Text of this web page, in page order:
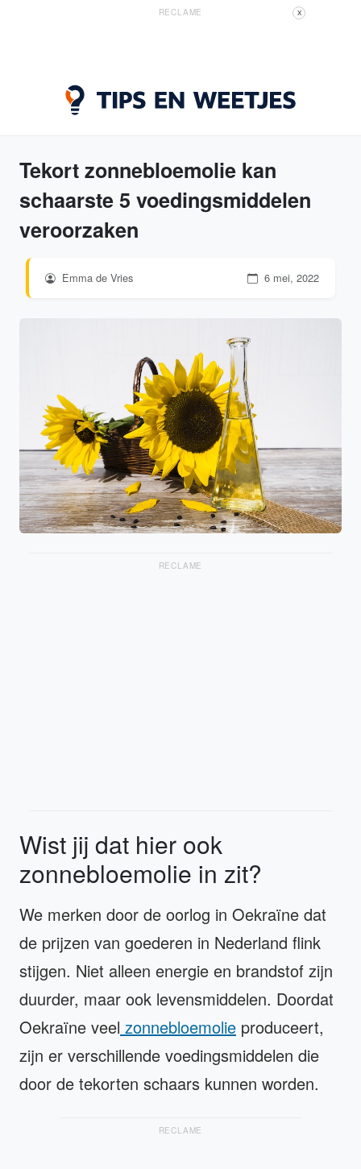
RECLAME X
Tekort zonnebloemolie kan
schaarste 5 voedingsmiddelen
veroorzaken
Emma de Vries 6 mei, 2022
RECLAME
Wist jij dat hier ook
zonnebloemolie in zit?
We merken door de oorlog in Oekraïne dat
de prijzen van goederen in Nederland flink
stijgen. Niet alleen energie en brandstof zijn
duurder, maar ook levensmiddelen. Doordat
Oekraïne veel zonnebloemolie produceert,
zijn er verschillende voedingsmiddelen die
door de tekorten schaars kunnen worden.
RECLAME